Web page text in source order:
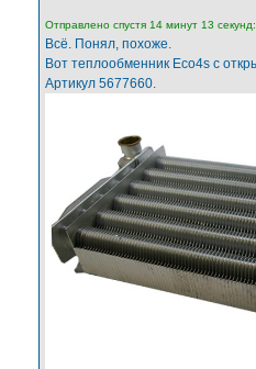
Отправлено спустя 14 минут 13 секунд:
Всё. Понял, похоже.
Вот теплообменник Eco4s с
Артикул 5677660.